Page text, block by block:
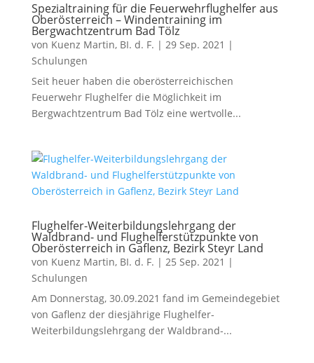
Spezialtraining für die Feuerwehrflughelfer aus
Oberösterreich – Windentraining im
Bergwachtzentrum Bad Tölz
von Kuenz Martin, BI. d. F. | 29 Sep. 2021 |
Schulungen
Seit heuer haben die oberösterreichischen
Feuerwehr Flughelfer die Möglichkeit im
Bergwachtzentrum Bad Tölz eine wertvolle...
Flughelfer-Weiterbildungslehrgang der
Waldbrand- und Flughelferstützpunkte von
Oberösterreich in Gaflenz, Bezirk Steyr Land
von Kuenz Martin, BI. d. F. | 25 Sep. 2021 |
Schulungen
Am Donnerstag, 30.09.2021 fand im Gemeindegebiet
von Gaflenz der diesjährige Flughelfer-
Weiterbildungslehrgang der Waldbrand-...